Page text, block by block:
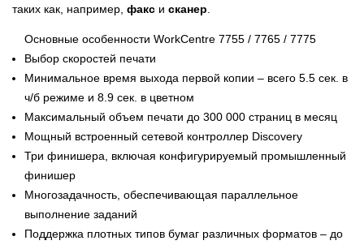
таких как, например, факс и сканер
Основные особенности WorkCentre 7755 / 7765 / 7775
Выбор скоростей печати
Минимальное время выхода первой копии – всего 5.5 сек. в
ч/б режиме и 8.9 сек. в цветном
Максимальный объем печати до 300 000 страниц в месяц
Мощный встроенный сетевой контроллер Discovery
Три финишера, включая конфигурируемый промышленный
финишер
Многозадачность, обеспечивающая параллельное
выполнение заданий
Поддержка плотных типов бумаг различных форматов – до